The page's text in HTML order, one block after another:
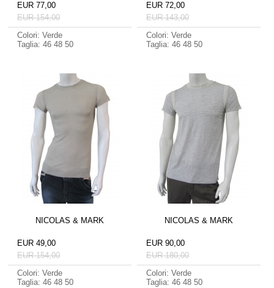
EUR 77,00
EUR 154,00
Colori: Verde
Taglia: 46 48 50
EUR 72,00
EUR 143,00
Colori: Verde
Taglia: 46 48 50
NICOLAS & MARK
EUR 49,00
EUR 154,00
Colori: Verde
Taglia: 46 48 50
NICOLAS & MARK
EUR 90,00
EUR 180,00
Colori: Verde
Taglia: 46 48 50